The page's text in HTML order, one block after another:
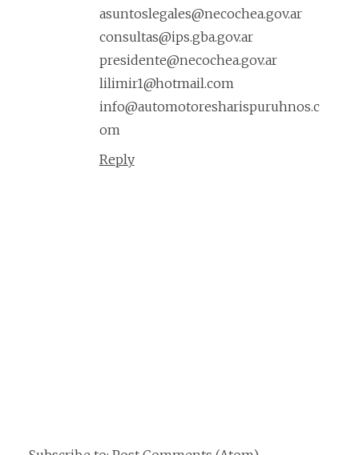
asuntoslegales@necochea.gov.ar
consultas@ips.gba.gov.ar
presidente@necochea.gov.ar
lilimir1@hotmail.com
info@automotoresharispuruhnos.c
om
Reply